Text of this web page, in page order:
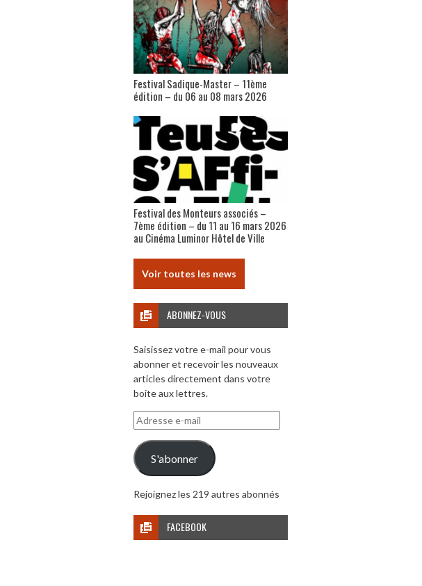
Festival Sadique-Master – 11ème
édition – du 06 au 08 mars 2026
Festival des Monteurs associés –
7ème édition – du 11 au 16 mars 2026
au Cinéma Luminor Hôtel de Ville
Voir toutes les news
ABONNEZ-VOUS
Saisissez votre e-mail pour vous
abonner et recevoir les nouveaux
articles directement dans votre
boite aux lettres.
Adresse
e-
mail
S'abonner
Rejoignez les 219 autres abonnés
FACEBOOK